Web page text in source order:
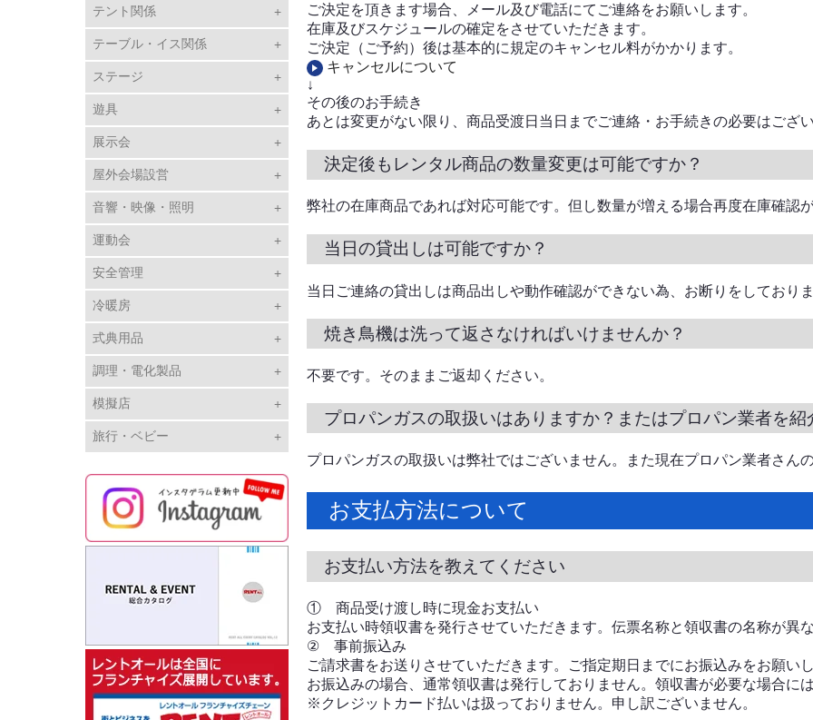
テント関係
テーブル・イス関係
ステージ
遊具
展示会
屋外会場設営
音響・映像・照明
運動会
安全管理
冷暖房
式典用品
調理・電化製品
模擬店
旅行・ベビー
ご決定を頂きます場合、メール及び電話にてご連絡をお願いします。
在庫及びスケジュールの確定をさせていただきます。
ご決定（ご予約）後は基本的に規定のキャンセル料がかかります。
キャンセルについて
↓
その後のお手続き
あとは変更がない限り、商品受渡日当日までご連絡・お手続きの必要はござ
決定後もレンタル商品の数量変更は可能ですか？
弊社の在庫商品であれば対応可能です。但し数量が増える場合再度在庫確認が
当日の貸出しは可能ですか？
当日ご連絡の貸出しは商品出しや動作確認ができない為、お断りをしており
焼き鳥機は洗って返さなければいけませんか？
不要です。そのままご返却ください。
プロパンガスの取扱いはありますか？またはプロパン業者を紹
プロパンガスの取扱いは弊社ではございません。また現在プロパン業者さん
お支払方法について
お支払い方法を教えてください
① 商品受け渡し時に現金お支払い
お支払い時領収書を発行させていただきます。伝票名称と領収書の名称が異
② 事前振込み
ご請求書をお送りさせていただきます。ご指定期日までにお振込みをお願いし
お振込みの場合、通常領収書は発行しておりません。領収書が必要な場合に
※クレジットカード払いは扱っておりません。申し訳ございません。